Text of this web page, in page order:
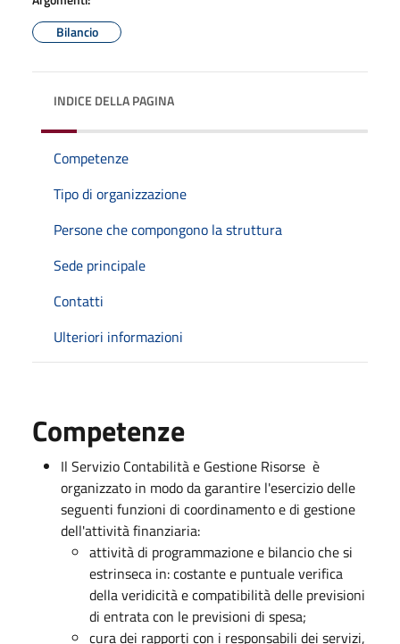
Bilancio
INDICE DELLA PAGINA
Competenze
Tipo di organizzazione
Persone che compongono la struttura
Sede principale
Contatti
Ulteriori informazioni
Competenze
Il Servizio Contabilità e Gestione Risorse è
organizzato in modo da garantire l'esercizio delle
seguenti funzioni di coordinamento e di gestione
dell'attività finanziaria:
attività di programmazione e bilancio che si
estrinseca in: costante e puntuale verifica
della veridicità e compatibilità delle previsioni
di entrata con le previsioni di spesa;
cura dei rapporti con i responsabili dei servizi,